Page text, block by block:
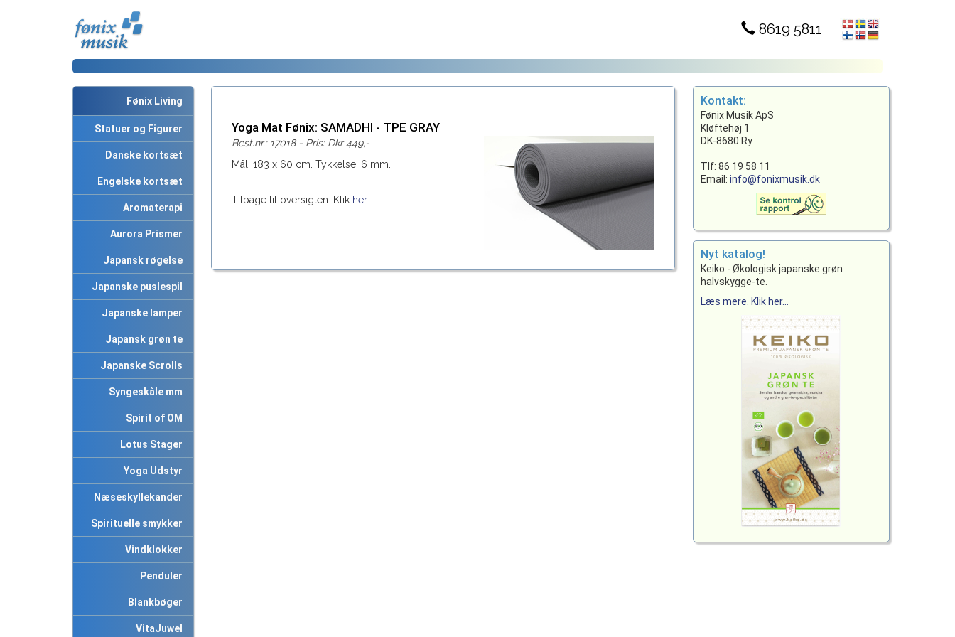
8619 5811
Fønix Living
Statuer og Figurer
Danske kortsæt
Engelske kortsæt
Aromaterapi
Aurora Prismer
Japansk røgelse
Japanske puslespil
Japanske lamper
Japansk grøn te
Japanske Scrolls
Syngeskåle mm
Spirit of OM
Lotus Stager
Yoga Udstyr
Næseskyllekander
Spirituelle smykker
Vindklokker
Penduler
Blankbøger
VitaJuwel
Yoga Mat Fønix: SAMADHI - TPE GRAY
Best.nr.: 17018 - Pris: Dkr 449,-
Mål: 183 x 60 cm. Tykkelse: 6 mm.
Tilbage til oversigten. Klik her...
Kontakt:
Fønix Musik ApS
Kløftehøj 1
DK-8680 Ry
Tlf: 86 19 58 11
Email:info@fonixmusik.dk
Nyt katalog!
Keiko - Økologisk japanske grøn
halvskygge-te.
Læs mere. Klik her...